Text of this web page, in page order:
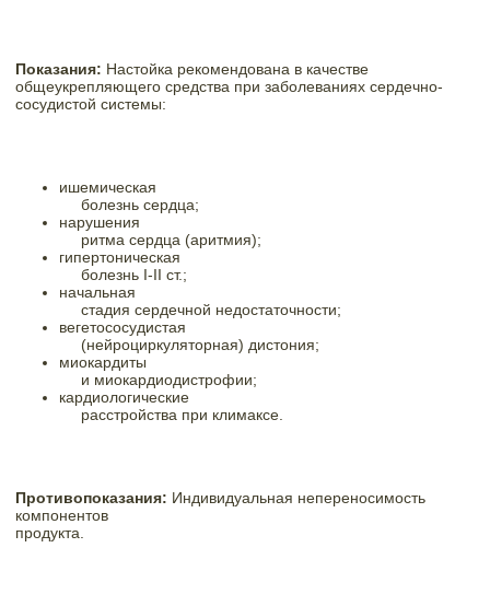
Показания: Настойка рекомендована в качестве
общеукрепляющего средства при заболеваниях сердечно-
сосудистой системы:
ишемическая
     болезнь сердца;
нарушения
     ритма сердца (аритмия);
гипертоническая
     болезнь I-II ст.;
начальная
     стадия сердечной недостаточности;
вегетососудистая
     (нейроциркуляторная) дистония;
миокардиты
     и миокардиодистрофии;
кардиологические
     расстройства при климаксе.
Противопоказания: Индивидуальная непереносимость
компонентов
продукта.